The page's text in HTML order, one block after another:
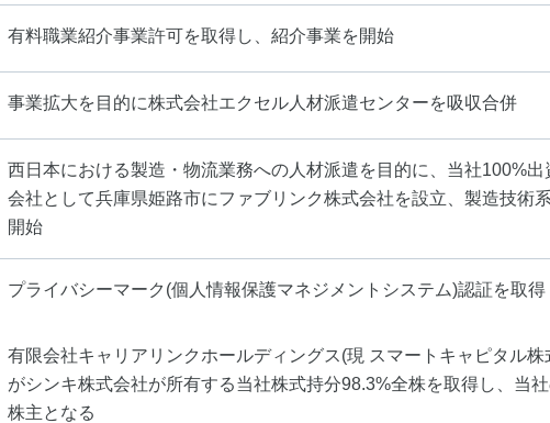
有料職業紹介事業許可を取得し、紹介事業を開始
事業拡大を目的に株式会社エクセル人材派遣センターを吸収合併
西日本における製造・物流業務への人材派遣を目的に、当社100%出
会社として兵庫県姫路市にファブリンク株式会社を設立、製造技術
開始
プライバシーマーク(個人情報保護マネジメントシステム)認証を取得
有限会社キャリアリンクホールディングス(現 スマートキャピタル株
がシンキ株式会社が所有する当社株式持分98.3%全株を取得し、当
株主となる